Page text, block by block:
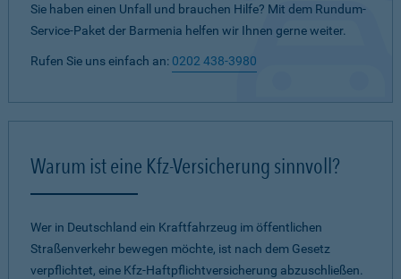
Sie haben einen Unfall und brauchen Hilfe? Mit dem Rundum-
Service-Paket der Barmenia helfen wir Ihnen gerne weiter.
Rufen Sie uns einfach an: 0202 438-3980
Warum ist eine Kfz-Versicherung sinnvoll?
Wer in Deutschland ein Kraftfahrzeug im öffentlichen
Straßenverkehr bewegen möchte, ist nach dem Gesetz
verpflichtet, eine Kfz-Haftpflichtversicherung abzuschließen.